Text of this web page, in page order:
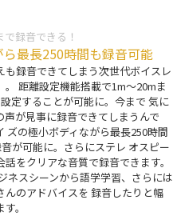
録音できる！
最長250時間も録音可能
も録音できてしまう次世代ボイスレ
。 距離設定機能搭載で1m～20mま
定することが可能に。今まで 気に
声が見事に録音できてしまうんで
ズの極小ボディながら最長250時間
音が可能に。さらにステレ オスピー
をクリアな音質で録音できます。
ネスシーンから語学学習、さらには
んのアドバイスを 録音したりと幅
。